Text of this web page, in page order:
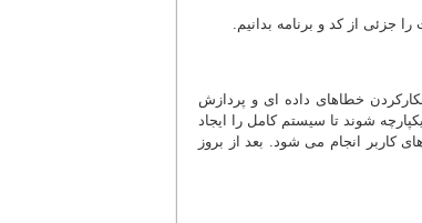
جزئی از کد و برنامه بدانیم.
خطاهای داده ای و پردازش
شوند تا سیستم کامل را ایجاد
کاربر انجام می شود. بعد از بروز